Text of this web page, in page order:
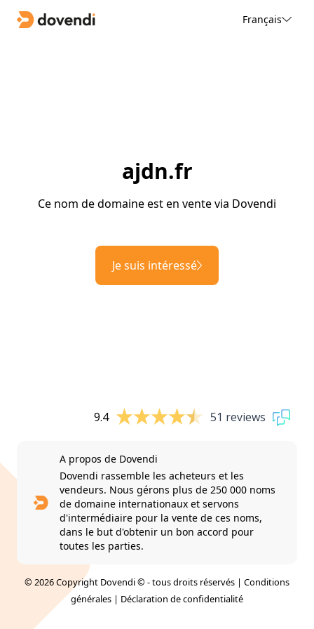
Français
ajdn.fr
Ce nom de domaine est en vente via Dovendi
Je suis intéressé
9.4 51 reviews
A propos de Dovendi
Dovendi rassemble les acheteurs et les
vendeurs. Nous gérons plus de 250 000 noms
de domaine internationaux et servons
d'intermédiaire pour la vente de ces noms,
dans le but d'obtenir un bon accord pour
toutes les parties.
© 2026 Copyright Dovendi © - tous droits réservés | Conditions
générales | Déclaration de confidentialité